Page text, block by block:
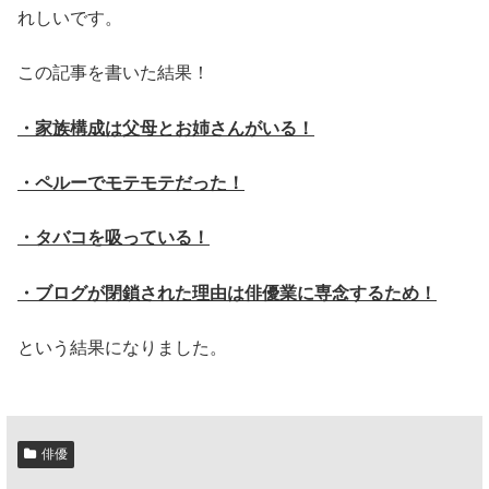
れしいです。
この記事を書いた結果！
・家族構成は父母とお姉さんがいる！
・ペルーでモテモテだった！
・タバコを吸っている！
・ブログが閉鎖された理由は俳優業に専念するため！
という結果になりました。
俳優